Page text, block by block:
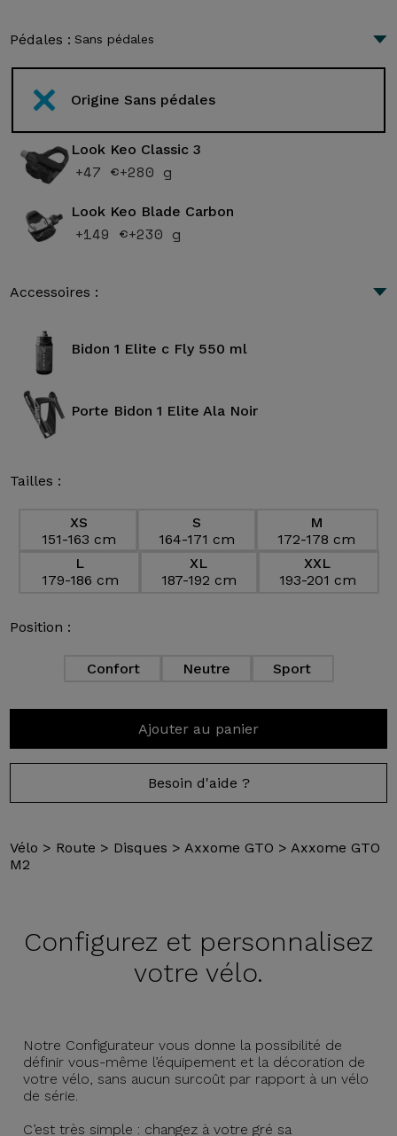
Pédales : Sans pédales
Origine Sans pédales
Look Keo Classic 3
+47 €+280 g
Look Keo Blade Carbon
+149 €+230 g
Accessoires :
Bidon 1 Elite c Fly 550 ml
Porte Bidon 1 Elite Ala Noir
Tailles :
XS
151-163 cm
S
164-171 cm
M
172-178 cm
L
179-186 cm
XL
187-192 cm
XXL
193-201 cm
Position :
Confort Neutre Sport
Ajouter au panier
Besoin d'aide ?
Vélo > Route > Disques > Axxome GTO > Axxome GTO
M2
Configurez et personnalisez
votre vélo.
Notre Configurateur vous donne la possibilité de
définir vous-même l’équipement et la décoration de
votre vélo, sans aucun surcoût par rapport à un vélo
de série.
C’est très simple : changez à votre gré sa